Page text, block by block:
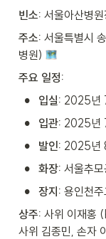
빈소: 서울아산병
주소: 서울특별시
병원)
주요 일정:
• 입실: 2025년
• 입관: 2025년
• 발인: 2025년
• 화장: 서울추
• 장지: 용인천
상주: 사위 이재홍
사위 김종민, 손자